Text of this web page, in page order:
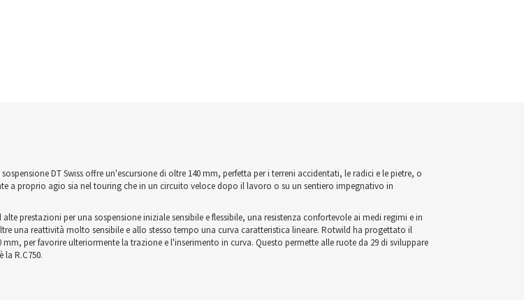
DT Swiss offre un'escursione di oltre 140 mm, perfetta per i terreni accidentati, le radici e le pietre, o
a proprio agio sia nel touring che in un circuito veloce dopo il lavoro o su un sentiero impegnativo in
prestazioni per una sospensione iniziale sensibile e flessibile, una resistenza confortevole ai medi regimi e in
una reattività molto sensibile e allo stesso tempo una curva caratteristica lineare. Rotwild ha progettato il
per favorire ulteriormente la trazione e l'inserimento in curva. Questo permette alle ruote da 29 di sviluppare
R.C750.